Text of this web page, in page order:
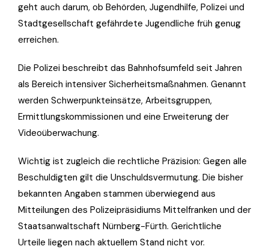
geht auch darum, ob Behörden, Jugendhilfe, Polizei und
Stadtgesellschaft gefährdete Jugendliche früh genug
erreichen.
Die Polizei beschreibt das Bahnhofsumfeld seit Jahren
als Bereich intensiver Sicherheitsmaßnahmen. Genannt
werden Schwerpunkteinsätze, Arbeitsgruppen,
Ermittlungskommissionen und eine Erweiterung der
Videoüberwachung.
Wichtig ist zugleich die rechtliche Präzision: Gegen alle
Beschuldigten gilt die Unschuldsvermutung. Die bisher
bekannten Angaben stammen überwiegend aus
Mitteilungen des Polizeipräsidiums Mittelfranken und der
Staatsanwaltschaft Nürnberg-Fürth. Gerichtliche
Urteile liegen nach aktuellem Stand nicht vor.